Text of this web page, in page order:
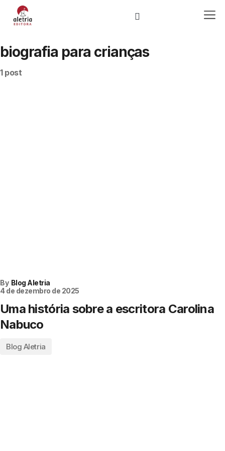
biografia para crianças
1 post
By Blog Aletria
4 de dezembro de 2025
Uma história sobre a escritora Carolina
Nabuco
Blog Aletria